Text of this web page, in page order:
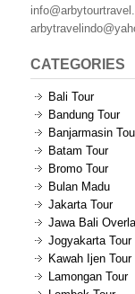
CATEGORIES
Bali Tour
Bandung Tour
Banjarmasin
Batam Tour
Bromo Tour
Bulan Madu
Jakarta Tour
Jawa Bali
Jogyakarta Tour
Kawah Ijen Tour
Lamongan Tour